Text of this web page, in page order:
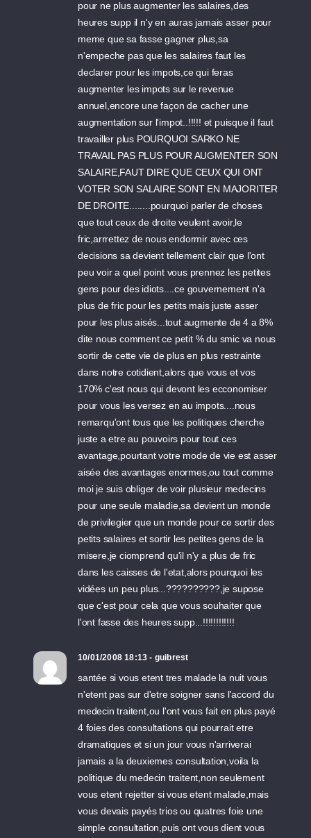
pour ne plus augmenter les salaires,des
heures supp il n'y en auras jamais asser pour
meme que sa fasse gagner plus,sa
n'empeche pas que les salaires faut les
declarer pour les impots,ce qui feras
augmenter les impots sur le revenue
annuel,encore une façon de cacher une
augmentation sur l'impot..!!!!! et puisque il faut
travailler plus POURQUOI SARKO NE
TRAVAIL PAS PLUS POUR AUGMENTER SON
SALAIRE,FAUT DIRE QUE CEUX QUI ONT
VOTER SON SALAIRE SONT EN MAJORITER
DE DROITE........pourquoi parler de choses
que tout ceux de droite veulent avoir,le
fric,arrrettez de nous endormir avec ces
decisions sa devient tellement clair que l'ont
peu voir a quel point vous prennez les petites
gens pour des idiots....ce gouvernement n'a
plus de fric pour les petits mais juste asser
pour les plus aisés...tout augmente de 4 a 8%
dite nous comment ce petit % du smic va nous
sortir de cette vie de plus en plus restrainte
dans notre cotidient,alors que vous et vos
170% c'est nous qui devont les ecconomiser
pour vous les versez en au impots....nous
remarqu'ont tous que les politiques cherche
juste a etre au pouvoirs pour tout ces
avantage,pourtant votre mode de vie est asser
aisée des avantages enormes,ou tout comme
moi je suis obliger de voir plusieur medecins
pour une seule maladie,sa devient un monde
de privilegier que un monde pour ce sortir des
petits salaires et sortir les petites gens de la
misere,je ciomprend qu'il n'y a plus de fric
dans les caisses de l'etat,alors pourquoi les
vidées un peu plus...??????????,je supose
que c'est pour cela que vous souhaiter que
l'ont fasse des heures supp...!!!!!!!!!!!!
10/01/2008 18:13 - guibrest
santée si vous etent tres malade la nuit vous
n'etent pas sur d'etre soigner sans l'accord du
medecin traitent,ou l'ont vous fait en plus payé
4 foies des consultations qui pourrait etre
dramatiques et si un jour vous n'arriverai
jamais a la deuxiemes consultation,voila la
politique du medecin traitent,non seulement
vous etent rejetter si vous etent malade,mais
vous devais payés trios ou quatres foie une
simple consultation,puis ont vous dient vous